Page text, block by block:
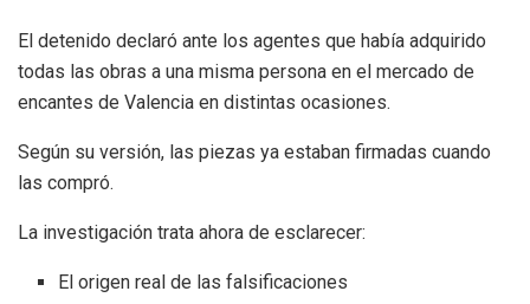
El detenido declaró ante los agentes que había adquirido
todas las obras a una misma persona en el mercado de
encantes de Valencia en distintas ocasiones.
Según su versión, las piezas ya estaban firmadas cuando
las compró.
La investigación trata ahora de esclarecer:
El origen real de las falsificaciones